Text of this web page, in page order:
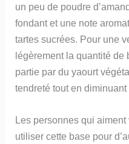
un peu de poudre
fondant et une note
tartes sucrées. Pour une
légèrement la quantité de
partie par du yaourt
tendreté tout en
Les personnes qui
utiliser cette base pour